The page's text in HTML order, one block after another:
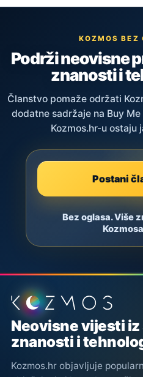
KOZMOS BEZ
Podrži neovisne
znanosti i
Članstvo pomaže održati
dodatne sadržaje na Buy
Kozmos.hr-u ostaju
Postani
Bez oglasa. Više
Podnožje stranice
Neovisne vijesti
znanosti i
Kozmos.hr objavljuje